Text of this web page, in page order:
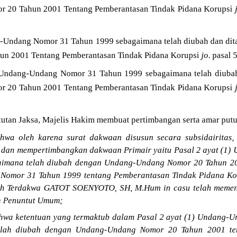
20 Tahun 2001 Tentang Pemberantasan Tindak Pidana Korupsi
Undang Nomor 31 Tahun 1999 sebagaimana telah diubah dan
2001 Tentang Pemberantasan Tindak Pidana Korupsi jo. pasal
Undang Nomor 31 Tahun 1999 sebagaimana telah
20 Tahun 2001 Tentang Pemberantasan Tindak Pidana Korupsi
Jaksa, Majelis Hakim membuat pertimbangan serta amar
oleh karena surat dakwaan disusun secara
mempertimbangkan dakwaan Primair yaitu Pasal 2 ayat (1)
telah diubah dengan Undang-Undang Nomor 20 Tahun
31 Tahun 1999 tentang Pemberantasan Tindak Pidana
Terdakwa GATOT SOENYOTO, SH, M.Hum in casu telah
Penuntut Umum;
ketentuan yang termaktub dalam Pasal 2 ayat (1) Undang-
diubah dengan Undang-Undang Nomor 20 Tahun 2001